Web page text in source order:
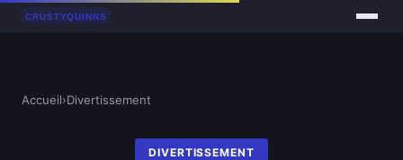
Accueil›Divertissement
DIVERTISSEMENT